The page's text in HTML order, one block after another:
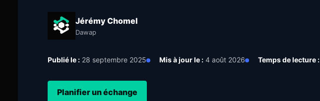
Jérémy Chomel
Dawap
Publié le : 28 septembre 2025 Mis à jour le : 4 août 2026 Temps de lecture :
Planifier un échange